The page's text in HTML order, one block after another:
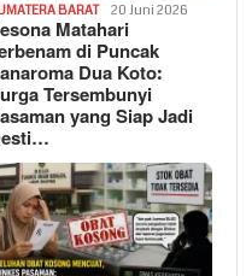
BARAT 20 Juni 2026
Matahari
di Puncak
Dua Koto:
Tersembunyi
yang Siap Jadi